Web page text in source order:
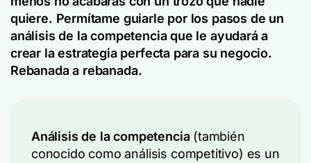
quiere. Permítame guiarle por los pasos de un
análisis de la competencia que le ayudará a
crear la estrategia perfecta para su negocio.
Rebanada a rebanada.
Análisis de la competencia(también
conocido como análisis competitivo) es un